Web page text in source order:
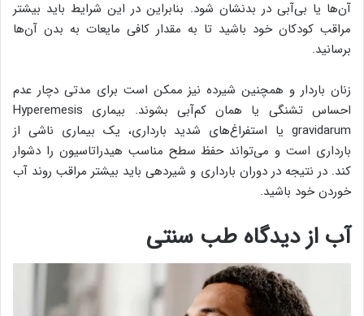
آن‌ها یا بی‌آبی در بدنشان شود. بنابراین در این شرایط باید بیشتر
مراقب کودکان خود باشید تا به مقدار کافی مایعات به بدن آن‌ها
برسانید.
زنان باردار و همچنین شیرده نیز ممکن است برای مدتی دچار عدم
احساس تشنگی یا همان کم‌آبی بشوند. بیماری Hyperemesis
gravidarum یا استفراغ‌های شدید بارداری، یک بیماری ناشی از
بارداری است و می‌تواند حفظ سطح مناسب هیدراتاسیون را دشوار
کند. در نتیجه در دوران بارداری و شیردهی باید بیشتر مراقب روند آب
خوردن خود باشید.
آب از دیدگاه طب سنتی